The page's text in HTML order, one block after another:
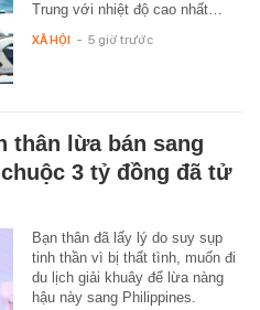
Trung với nhiệt độ cao nhất…
XÃ HỘI - 5 giờ trước
thân lừa bán sang
3 tỷ đồng đã tử
Bạn thân đã lấy lý do suy sụp
tinh thần vì bị thất tình, muốn đi
du lịch giải khuây để lừa nàng
hậu này sang Philippines.